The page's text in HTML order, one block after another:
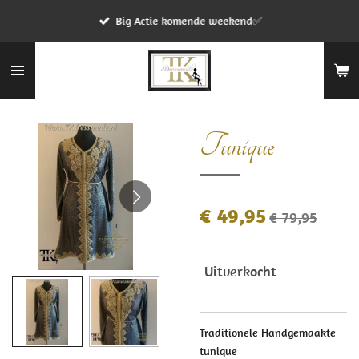
de
Big Actie komende weekend✅
Tunique
€ 49,95 € 79,95
Uitverkocht
Traditionele Handgemaakte
tunique